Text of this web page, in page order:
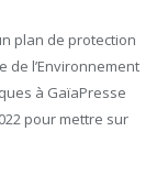
plan de protection
de l’Environnement
à GaïaPresse
pour mettre sur